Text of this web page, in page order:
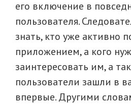
его включение в
пользователя.
знать, кто уже активно
приложением, а кого
заинтересовать им, а
пользователи зашли в
впервые. Другими